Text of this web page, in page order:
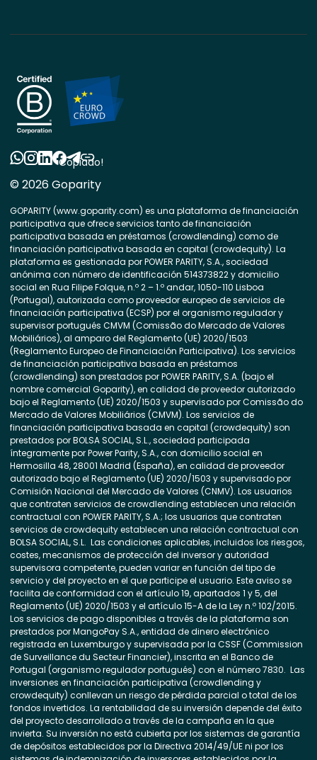
© 2026 Goparity
GOPARITY (www.goparity.com) es una plataforma de financiación
participativa que ofrece servicios tanto de financiación
participativa basada en préstamos (crowdlending) como de
financiación participativa basada en capital (crowdequity). La
plataforma es gestionada por POWER PARITY, S.A., sociedad
anónima con número de identificación 514373822 y domicilio
social en Rua Filipe Folque, n.º 2 – 1.º andar, 1050-110 Lisboa
(Portugal), autorizada como proveedor europeo de servicios de
financiación participativa (ECSP) por el organismo regulador y
supervisor portugués CMVM (Comissão do Mercado de Valores
Mobiliários), al amparo del Reglamento (UE) 2020/1503
(Reglamento Europeo de Financiación Participativa). Los servicios
de financiación participativa basada en préstamos
(crowdlending) son prestados por POWER PARITY, S.A. (bajo el
nombre comercial Goparity), en calidad de proveedor autorizado
bajo el Reglamento (UE) 2020/1503 y supervisado por Comissão do
Mercado de Valores Mobiliários (CMVM). Los servicios de
financiación participativa basada en capital (crowdequity) son
prestados por BOLSA SOCIAL, S.L., sociedad participada
íntegramente por Power Parity, S.A., con domicilio social en
Hermosilla 48, 28001 Madrid (España), en calidad de proveedor
autorizado bajo el Reglamento (UE) 2020/1503 y supervisado por
Comisión Nacional del Mercado de Valores (CNMV). Los usuarios
que contraten servicios de crowdlending establecen una relación
contractual con POWER PARITY, S.A.; los usuarios que contraten
servicios de crowdequity establecen una relación contractual con
BOLSA SOCIAL, S.L. Las condiciones aplicables, incluidos los riesgos,
costes, mecanismos de protección del inversor y autoridad
supervisora competente, pueden variar en función del tipo de
servicio y del proyecto en el que participe el usuario. Este aviso se
facilita de conformidad con el artículo 19, apartados 1 y 5, del
Reglamento (UE) 2020/1503 y el artículo 15-A de la Ley n.º 102/2015.
Los servicios de pago disponibles a través de la plataforma son
prestados por MangoPay S.A., entidad de dinero electrónico
registrada en Luxemburgo y supervisada por la CSSF (Commission
de Surveillance du Secteur Financier), inscrita en el Banco de
Portugal (organismo regulador portugués) con el número 7830. Las
inversiones en financiación participativa (crowdlending y
crowdequity) conllevan un riesgo de pérdida parcial o total de los
fondos invertidos. La rentabilidad de su inversión depende del éxito
del proyecto desarrollado a través de la campaña en la que
invierta. Su inversión no está cubierta por los sistemas de garantía
de depósitos establecidos por la Directiva 2014/49/UE ni por los
Copiado!